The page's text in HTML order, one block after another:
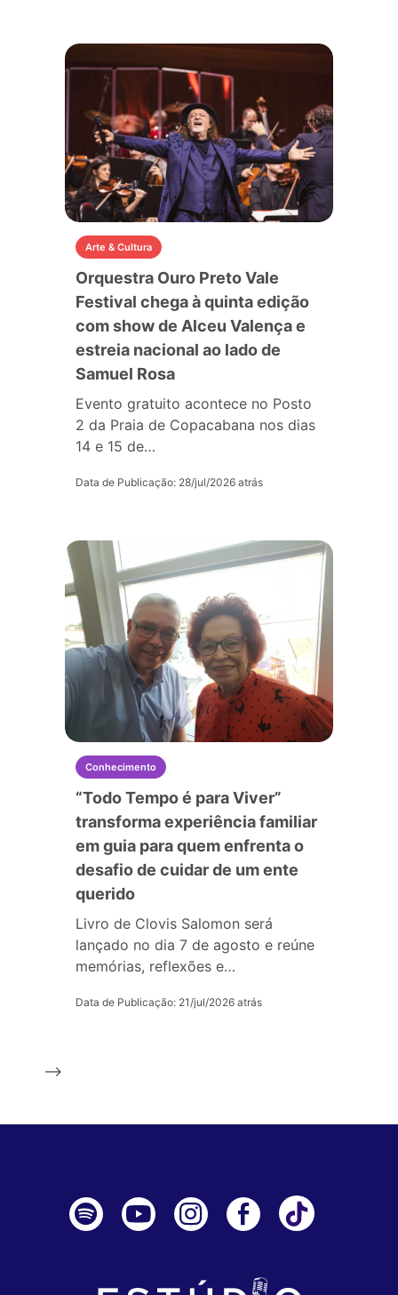
Arte & Cultura
Orquestra Ouro Preto Vale
Festival chega à quinta edição
com show de Alceu Valença e
estreia nacional ao lado de
Samuel Rosa
Evento gratuito acontece no Posto
2 da Praia de Copacabana nos dias
14 e 15 de…
Data de Publicação: 28/jul/2026 atrás
Conhecimento
“Todo Tempo é para Viver”
transforma experiência familiar
em guia para quem enfrenta o
desafio de cuidar de um ente
querido
Livro de Clovis Salomon será
lançado no dia 7 de agosto e reúne
memórias, reflexões e…
Data de Publicação: 21/jul/2026 atrás
-->